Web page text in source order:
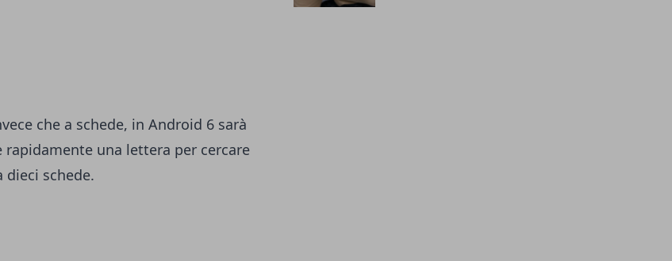
che a schede, in Android 6 sarà
una lettera per cercare
dieci schede.